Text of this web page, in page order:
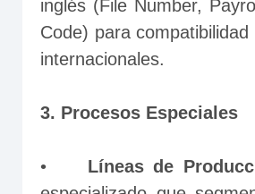
inglés (File Number,
Code) para
internacionales.
3. Procesos Especiales
Líneas de